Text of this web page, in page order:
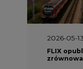
2026-05-
FLIX